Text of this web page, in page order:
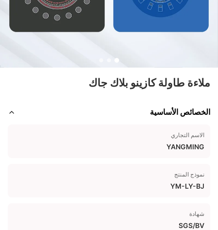
ملاءة طاولة كازينو بلاك جاك
الخصائص الأساسية
الاسم التجاري
YANGMING
نموذج المنتج
YM-LY-BJ
شهادة
SGS/BV